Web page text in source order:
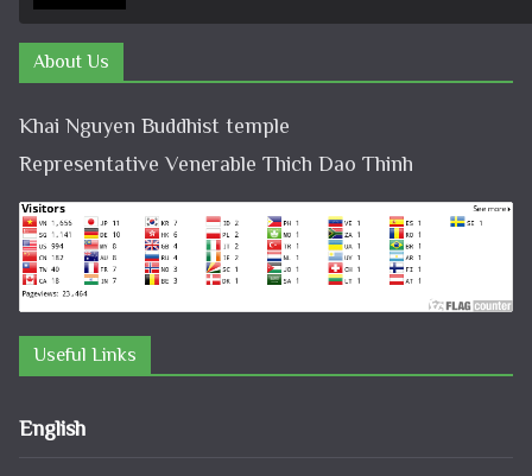
About Us
Khai Nguyen Buddhist temple
Representative Venerable Thich Dao Thinh
Useful Links
English